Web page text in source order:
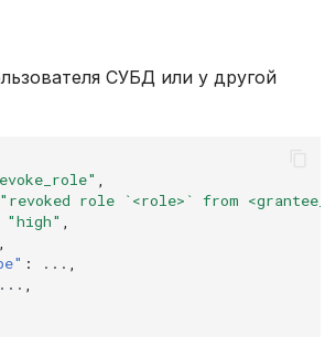
СУБД или у другой
"revoked role `<role>` from
"high"
: ...
...